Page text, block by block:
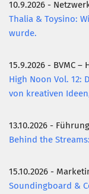
Clubmagazin
MCM Club TV
Mitglied werden
PODCAST
KONTAKT
10.9.2026 -
Thalia & Toysino:
wurde.
15.9.2026 - BVMC –
High Noon Vol. 12:
von kreativen
13.10.2026 -
Behind the
15.10.2026 -
Soundingboard &